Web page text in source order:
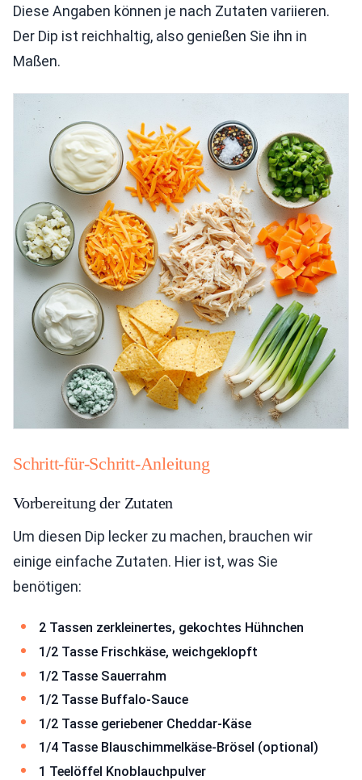
Diese Angaben können je nach Zutaten variieren.
Der Dip ist reichhaltig, also genießen Sie ihn in
Maßen.
Schritt-für-Schritt-Anleitung
Vorbereitung der Zutaten
Um diesen Dip lecker zu machen, brauchen wir
einige einfache Zutaten. Hier ist, was Sie
benötigen:
2 Tassen zerkleinertes, gekochtes Hühnchen
1/2 Tasse Frischkäse, weichgeklopft
1/2 Tasse Sauerrahm
1/2 Tasse Buffalo-Sauce
1/2 Tasse geriebener Cheddar-Käse
1/4 Tasse Blauschimmelkäse-Brösel (optional)
1 Teelöffel Knoblauchpulver